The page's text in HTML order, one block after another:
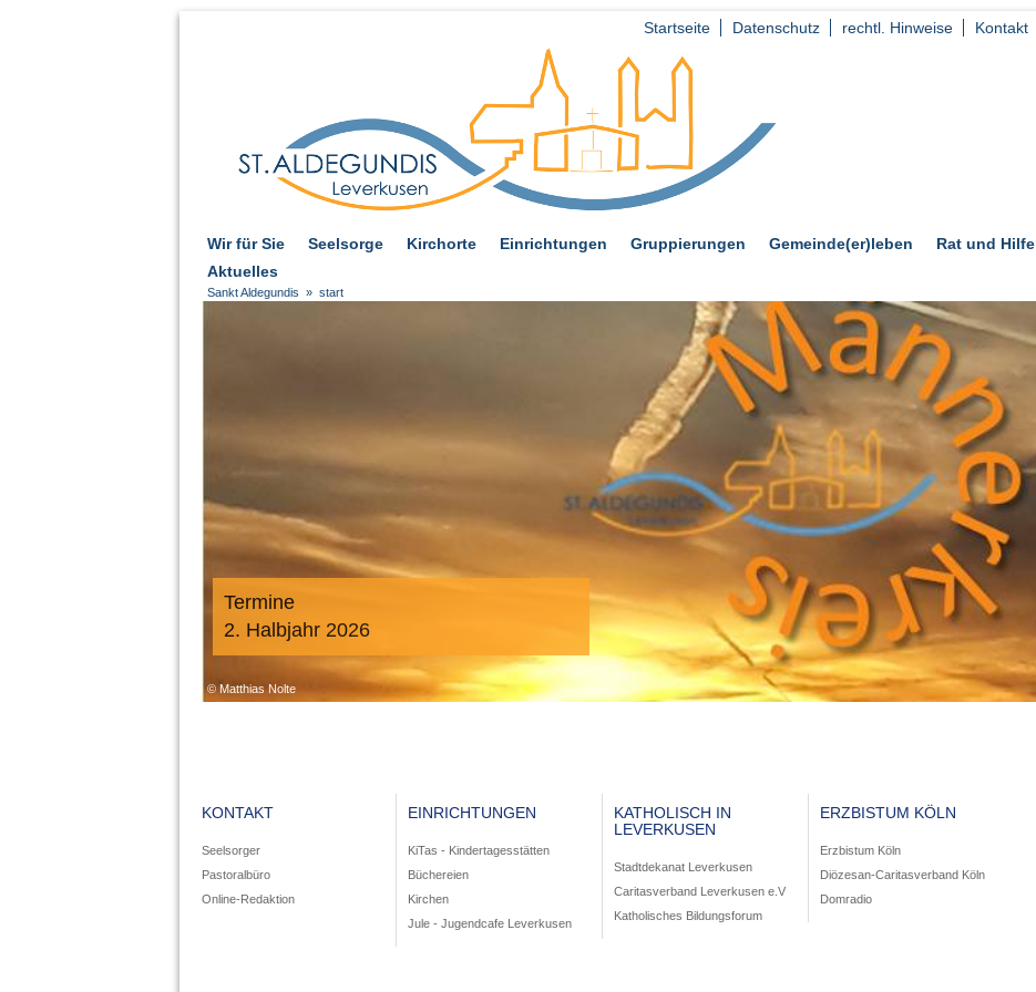
Startseite Datenschutz rechtl. Hinweise Kontakt
Wir für Sie Seelsorge Kirchorte Einrichtungen Gruppierungen Gemeinde(er)leben Rat und Hilfe
Aktuelles
Sankt Aldegundis » start
Termine
2. Halbjahr 2026
KONTAKT
Seelsorger
Pastoralbüro
Online-Redaktion
EINRICHTUNGEN
KiTas - Kindertagesstätten
Büchereien
Kirchen
Jule - Jugendcafe Leverkusen
KATHOLISCH IN
LEVERKUSEN
Stadtdekanat Leverkusen
Caritasverband Leverkusen e.V
Katholisches Bildungsforum
ERZBISTUM KÖLN
Erzbistum Köln
Diözesan-Caritasverband Köln
Domradio